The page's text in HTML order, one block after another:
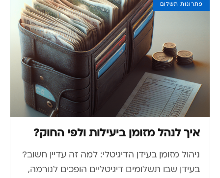
פתרונות תשלום
איך לנהל מזומן ביעילות ולפי החוק?
ניהול מזומן בעידן הדיגיטלי: למה זה עדיין חשוב?
בעידן שבו תשלומים דיגיטליים הופכים לנורמה,